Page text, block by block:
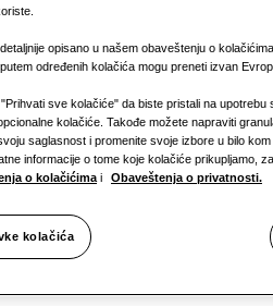
SmartThings
opisano u našem obaveštenju o
određenih kolačića mogu preneti izvan
sve kolačiće" da biste pristali na
kolačiće. Takođe možete napraviti
saglasnost i promenite svoje izbore u bilo
informacije o tome koje kolačiće prikupljamo,
o kolačićima i Obaveštenja o privatnosti.
kolačića